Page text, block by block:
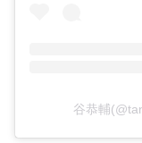
谷恭輔